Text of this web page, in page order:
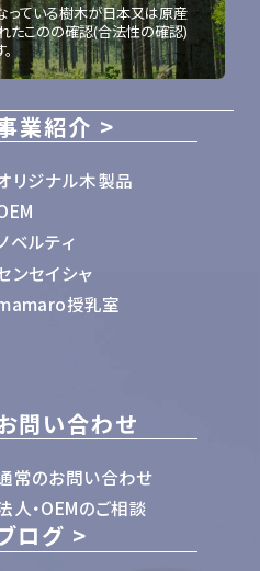
業紹介
リジナル木製品
ベルティ
ンセイシャ
授乳室
問い合わせ
常のお問い合わせ
人・OEMのご相談
ログ
っている樹木が日本又は原産
たこのの確認(合法性の確認)